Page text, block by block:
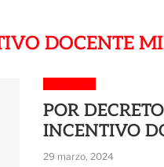
DOCENTE
POR
INCENTIVO
29 marzo, 2024